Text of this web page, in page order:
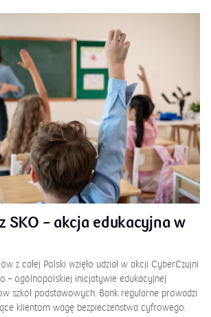
SKO – akcja edukacyjna w
z całej Polski wzięło udział w akcji CyberCzujni
– ogólnopolskiej inicjatywie edukacyjnej
szkół podstawowych. Bank regularne prowadzi
klientom wagę bezpieczeństwa cyfrowego.